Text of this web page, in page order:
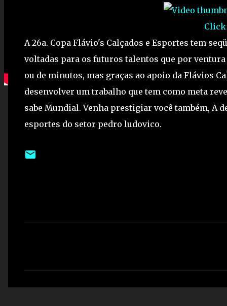
Click
A 26a. Copa Flávio's Calçados e Esportes tem
voltadas para os futuros talentos que por
ou de minutos, mas graças ao apoio da Flávios
desenvolver um trabalho que tem como meta
sabe Mundial. Venha prestigiar você também, A
esportes do setor pedro ludovico.